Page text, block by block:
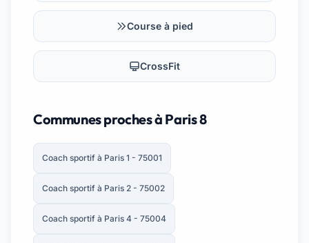
Course à pied
CrossFit
Communes proches à Paris 8
Coach sportif à Paris 1 - 75001
Coach sportif à Paris 2 - 75002
Coach sportif à Paris 4 - 75004